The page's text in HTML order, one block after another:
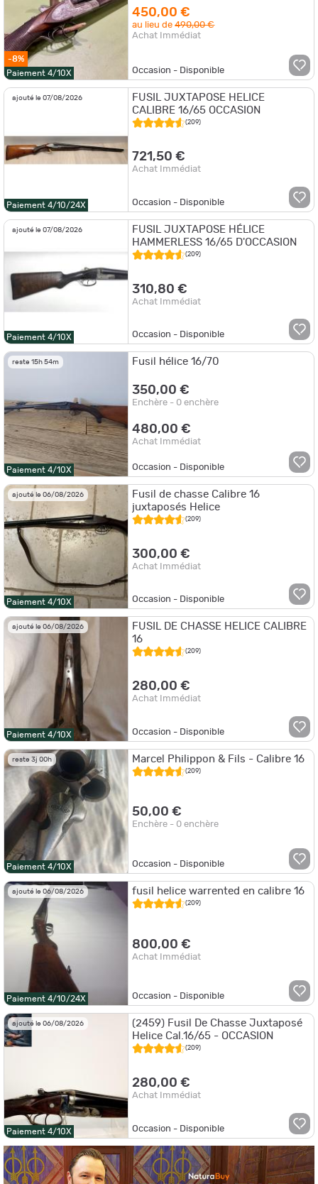
-8%
Paiement 4/10X
450,00 €
au lieu de490,00 €
Achat Immédiat
Occasion - Disponible
ajouté le 07/08/2026
Paiement 4/10/24X
FUSIL JUXTAPOSE HELICE
CALIBRE 16/65 OCCASION
(209)
721,50 €
Achat Immédiat
Occasion - Disponible
ajouté le 07/08/2026
Paiement 4/10X
FUSIL JUXTAPOSE HÉLICE
HAMMERLESS 16/65 D'OCCASION
(209)
310,80 €
Achat Immédiat
Occasion - Disponible
reste 15h 54m
Paiement 4/10X
Fusil hélice 16/70
350,00 €
Enchère - 0 enchère
480,00 €
Achat Immédiat
Occasion - Disponible
ajouté le 06/08/2026
Paiement 4/10X
Fusil de chasse Calibre 16
juxtaposés Helice
(209)
300,00 €
Achat Immédiat
Occasion - Disponible
ajouté le 06/08/2026
Paiement 4/10X
FUSIL DE CHASSE HELICE CALIBRE
16
(209)
280,00 €
Achat Immédiat
Occasion - Disponible
reste 3j 00h
Paiement 4/10X
Marcel Philippon & Fils - Calibre 16
(209)
50,00 €
Enchère - 0 enchère
Occasion - Disponible
ajouté le 06/08/2026
Paiement 4/10/24X
fusil helice warrented en calibre 16
(209)
800,00 €
Achat Immédiat
Occasion - Disponible
ajouté le 06/08/2026
Paiement 4/10X
(2459) Fusil De Chasse Juxtaposé
Helice Cal.16/65 - OCCASION
(209)
280,00 €
Achat Immédiat
Occasion - Disponible